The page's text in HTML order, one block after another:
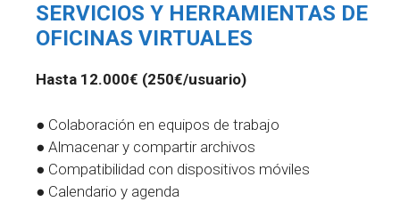
SERVICIOS Y HERRAMIENTAS DE
OFICINAS VIRTUALES
Hasta 12.000€ (250€/usuario)
● Colaboración en equipos de trabajo
● Almacenar y compartir archivos
● Compatibilidad con dispositivos móviles
● Calendario y agenda